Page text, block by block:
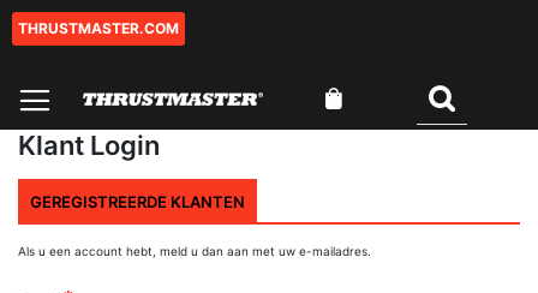
Ga
inhoud
THRUSTMASTER.COM
Klant Login
GEREGISTREERDE KLANTEN
Als u een account hebt, meld u dan aan met uw e-mailadres.